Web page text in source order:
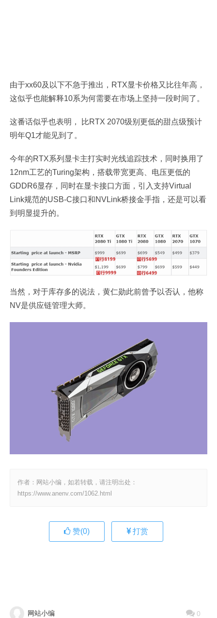
由于xx60及以下不急于推出，RTX显卡价格又比往年高，
这似乎也能解释10系为何需要在市场上坚持一段时间了。
这番话似乎也表明， 比RTX 2070级别更低的甜点级预计
明年Q1才能见到了。
今年的RTX系列显卡主打实时光线追踪技术，同时换用了
12nm工艺的Turing架构，搭载带宽更高、电压更低的
GDDR6显存，同时在显卡接口方面，引入支持Virtual
Link规范的USB-C接口和NVLink桥接金手指，还是可以看
到明显提升的。
当然，对于库存多的说法，黄仁勋此前曾予以否认，他称
NV是供应链管理大师。
作者：网站小编，如若转载，请注明出处：
https://www.anenv.com/1062.html
赞(0) 打赏
网站小编 0